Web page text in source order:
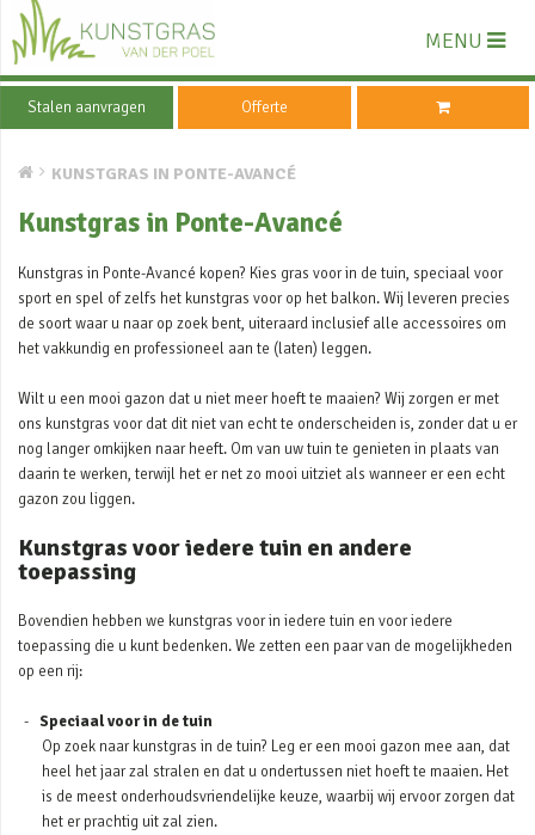
MENU
Stalen aanvragen Offerte
KUNSTGRAS IN PONTE-AVANCÉ
Kunstgras in Ponte-Avancé
Kunstgras in Ponte-Avancé kopen? Kies gras voor in de tuin, speciaal voor
sport en spel of zelfs het kunstgras voor op het balkon. Wij leveren precies
de soort waar u naar op zoek bent, uiteraard inclusief alle accessoires om
het vakkundig en professioneel aan te (laten) leggen.
Wilt u een mooi gazon dat u niet meer hoeft te maaien? Wij zorgen er met
ons kunstgras voor dat dit niet van echt te onderscheiden is, zonder dat u er
nog langer omkijken naar heeft. Om van uw tuin te genieten in plaats van
daarin te werken, terwijl het er net zo mooi uitziet als wanneer er een echt
gazon zou liggen.
Kunstgras voor iedere tuin en andere
toepassing
Bovendien hebben we kunstgras voor in iedere tuin en voor iedere
toepassing die u kunt bedenken. We zetten een paar van de mogelijkheden
op een rij:
Speciaal voor in de tuin
Op zoek naar kunstgras in de tuin? Leg er een mooi gazon mee aan, dat
heel het jaar zal stralen en dat u ondertussen niet hoeft te maaien. Het
is de meest onderhoudsvriendelijke keuze, waarbij wij ervoor zorgen dat
het er prachtig uit zal zien.